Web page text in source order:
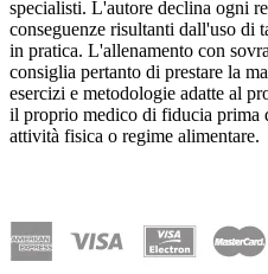
specialisti. L'autore declina ogni
conseguenze risultanti dall'uso di
in pratica. L'allenamento con
consiglia pertanto di prestare la
esercizi e metodologie adatte al
il proprio medico di fiducia prima
attività fisica o regime alimentare.